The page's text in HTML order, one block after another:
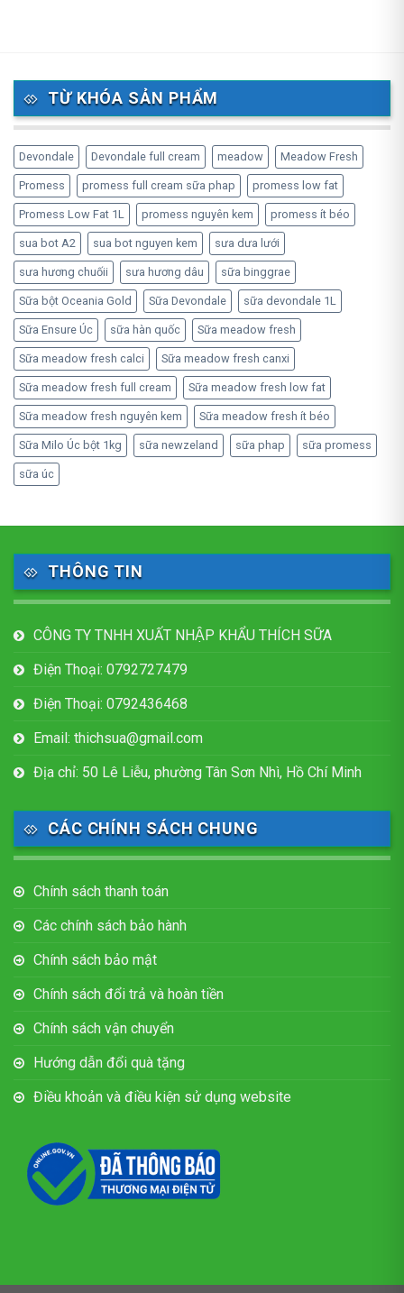
TỪ KHÓA SẢN PHẨM
Devondale Devondale full cream meadow Meadow Fresh
Promess promess full cream sữa phap promess low fat
Promess Low Fat 1L promess nguyên kem promess ít béo
sua bot A2 sua bot nguyen kem sưa dưa lưới
sưa hương chuốii sưa hương dâu sữa binggrae
Sữa bột Oceania Gold Sữa Devondale sữa devondale 1L
Sữa Ensure Úc sữa hàn quốc Sữa meadow fresh
Sữa meadow fresh calci Sữa meadow fresh canxi
Sữa meadow fresh full cream Sữa meadow fresh low fat
Sữa meadow fresh nguyên kem Sữa meadow fresh ít béo
Sữa Milo Úc bột 1kg sữa newzeland sữa phap sữa promess
sữa úc
THÔNG TIN
CÔNG TY TNHH XUẤT NHẬP KHẨU THÍCH SỮA
Điện Thoại: 0792727479
Điện Thoại: 0792436468
Email: thichsua@gmail.com
Địa chỉ: 50 Lê Liễu, phường Tân Sơn Nhì, Hồ Chí Minh
CÁC CHÍNH SÁCH CHUNG
Chính sách thanh toán
Các chính sách bảo hành
Chính sách bảo mật
Chính sách đổi trả và hoàn tiền
Chính sách vận chuyển
Hướng dẫn đổi quà tặng
Điều khoản và điều kiện sử dụng website